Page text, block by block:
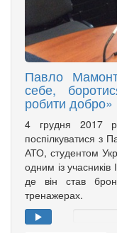
Павло
себе,
робити добро»
4 грудня 2017
поспілкуватися з
АТО, студентом
одним із
де він став
тренажерах.